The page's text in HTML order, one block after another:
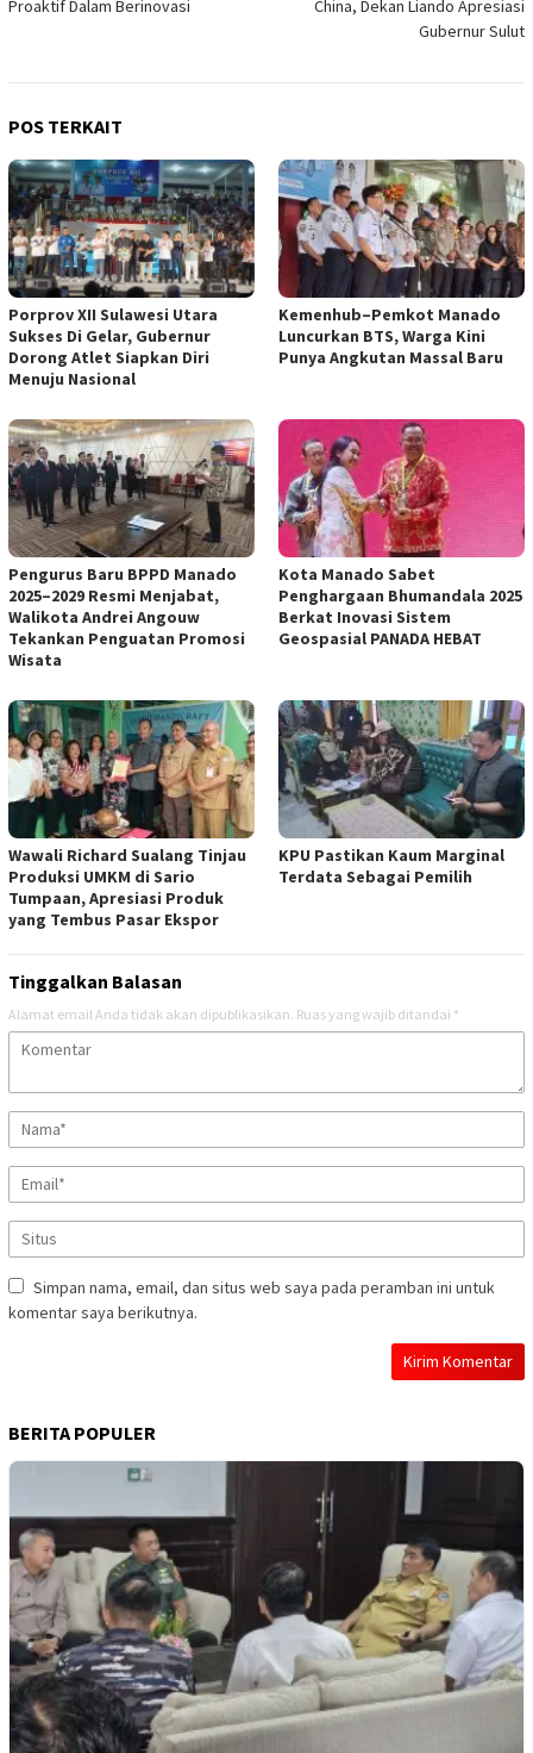
Proaktif Dalam Berinovasi
China, Dekan Liando Apresiasi
Gubernur Sulut
POS TERKAIT
Porprov XII Sulawesi Utara
Sukses Di Gelar, Gubernur
Dorong Atlet Siapkan Diri
Menuju Nasional
Kemenhub–Pemkot Manado
Luncurkan BTS, Warga Kini
Punya Angkutan Massal Baru
Pengurus Baru BPPD Manado
2025–2029 Resmi Menjabat,
Walikota Andrei Angouw
Tekankan Penguatan Promosi
Wisata
Kota Manado Sabet
Penghargaan Bhumandala 2025
Berkat Inovasi Sistem
Geospasial PANADA HEBAT
Wawali Richard Sualang Tinjau
Produksi UMKM di Sario
Tumpaan, Apresiasi Produk
yang Tembus Pasar Ekspor
KPU Pastikan Kaum Marginal
Terdata Sebagai Pemilih
Tinggalkan Balasan
Alamat email Anda tidak akan dipublikasikan. Ruas yang wajib ditandai *
Simpan nama, email, dan situs web saya pada peramban ini untuk
komentar saya berikutnya.
BERITA POPULER